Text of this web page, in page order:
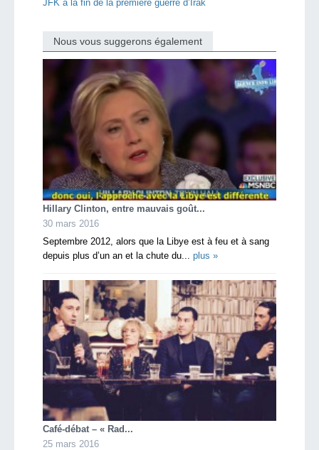
JFK à la fin de la première guerre d’Irak
Nous vous suggerons également
Hillary Clinton, entre mauvais goût...
30 mars 2016
Septembre 2012, alors que la Libye est à feu et à sang
depuis plus d’un an et la chute du... plus »
Café-débat – « Rad...
25 mars 2016